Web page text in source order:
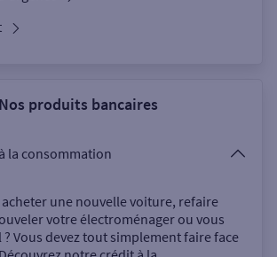
Nos produits bancaires
la consommation
une nouvelle voiture, refaire
votre électroménager ou vous
Vous devez tout simplement faire face